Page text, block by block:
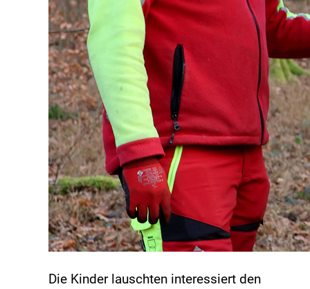
Die Kinder lauschten interessiert den